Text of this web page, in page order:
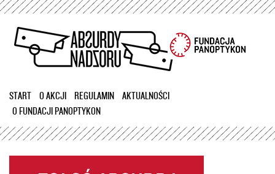
Przejdź
treści
START O AKCJI REGULAMIN
AKTUALNOŚCI
O FUNDACJI PANOPTYKON